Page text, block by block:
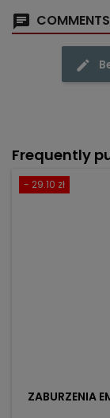
Frequently
- 29.10 zł
ZABURZENIA